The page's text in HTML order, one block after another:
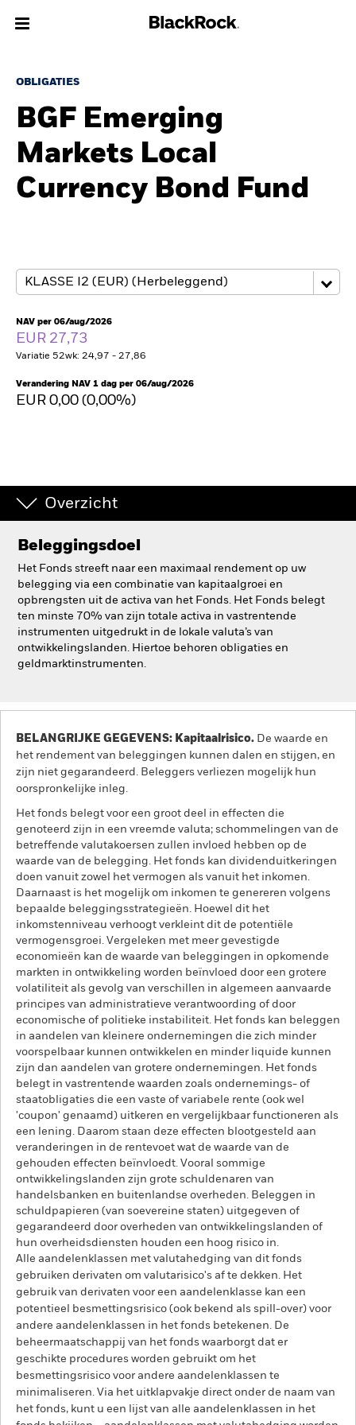
Over Ons
Producten
Thema's
Inzichten
Particulieren
Nederland
Change location
BlackRock
Ons bedrijf
OBLIGATIES
BGF Emerging
Markets Local
Currency Bond Fund
NAV per 06/aug/2026
EUR 27,73
Variatie 52wk: 24,97 - 27,86
Verandering NAV 1 dag per 06/aug/2026
EUR 0,00 (0,00%)
Overzicht
Beleggingsdoel
Het Fonds streeft naar een maximaal rendement op uw
belegging via een combinatie van kapitaalgroei en
opbrengsten uit de activa van het Fonds. Het Fonds belegt
ten minste 70% van zijn totale activa in vastrentende
instrumenten uitgedrukt in de lokale valuta’s van
ontwikkelingslanden. Hiertoe behoren obligaties en
geldmarktinstrumenten.
BELANGRIJKE GEGEVENS: Kapitaalrisico. De waarde en
het rendement van beleggingen kunnen dalen en stijgen, en
zijn niet gegarandeerd. Beleggers verliezen mogelijk hun
oorspronkelijke inleg.
Het fonds belegt voor een groot deel in effecten die
genoteerd zijn in een vreemde valuta; schommelingen van de
betreffende valutakoersen zullen invloed hebben op de
waarde van de belegging. Het fonds kan dividenduitkeringen
doen vanuit zowel het vermogen als vanuit het inkomen.
Daarnaast is het mogelijk om inkomen te genereren volgens
bepaalde beleggingsstrategieën. Hoewel dit het
inkomstenniveau verhoogt verkleint dit de potentiële
vermogensgroei. Vergeleken met meer gevestigde
economieën kan de waarde van beleggingen in opkomende
markten in ontwikkeling worden beïnvloed door een grotere
volatiliteit als gevolg van verschillen in algemeen aanvaarde
principes van administratieve verantwoording of door
economische of politieke instabiliteit. Het fonds kan beleggen
in aandelen van kleinere ondernemingen die zich minder
voorspelbaar kunnen ontwikkelen en minder liquide kunnen
zijn dan aandelen van grotere ondernemingen. Het fonds
belegt in vastrentende waarden zoals ondernemings- of
staatobligaties die een vaste of variabele rente (ook wel
'coupon' genaamd) uitkeren en vergelijkbaar functioneren als
een lening. Daarom staan deze effecten blootgesteld aan
veranderingen in de rentevoet wat de waarde van de
gehouden effecten beïnvloedt. Vooral sommige
ontwikkelingslanden zijn grote schuldenaren van
handelsbanken en buitenlandse overheden. Beleggen in
schuldpapieren (van soevereine staten) uitgegeven of
gegarandeerd door overheden van ontwikkelingslanden of
hun overheidsdiensten houden een hoog risico in.
Alle aandelenklassen met valutahedging van dit fonds
gebruiken derivaten om valutarisico's af te dekken. Het
gebruik van derivaten voor een aandelenklasse kan een
potentieel besmettingsrisico (ook bekend als spill-over) voor
andere aandelenklassen in het fonds betekenen. De
beheermaatschappij van het fonds waarborgt dat er
geschikte procedures worden gebruikt om het
besmettingsrisico voor andere aandelenklassen te
minimaliseren. Via het uitklapvakje direct onder de naam van
het fonds, kunt u een lijst van alle aandelenklassen in het